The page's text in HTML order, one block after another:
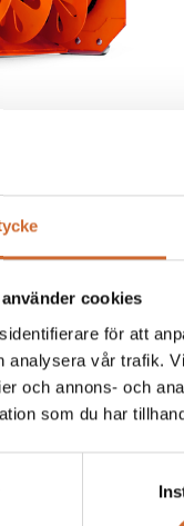
cookies
för att
analysera vår trafik.
och annons- och
som du har
hydraulkit 966